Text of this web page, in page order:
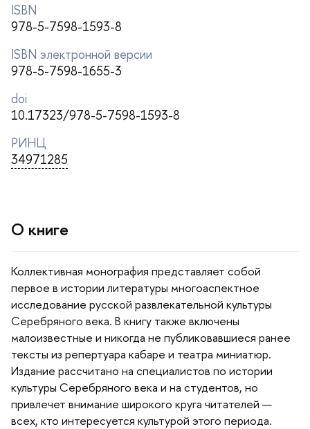
ISBN
978-5-7598-1593-8
ISBN электронной версии
978-5-7598-1655-3
doi
10.17323/978-5-7598-1593-8
РИНЦ
34971285
О книге
Коллективная монография представляет собой
первое в истории литературы многоаспектное
исследование русской развлекательной культуры
Серебряного века. В книгу также включены
малоизвестные и никогда не публиковавшиеся ранее
тексты из репертуара кабаре и театра миниатюр.
Издание рассчитано на специалистов по истории
культуры Серебряного века и на студентов, но
привлечет внимание широкого круга читателей —
сех, кто интересуется культурой этого периода.